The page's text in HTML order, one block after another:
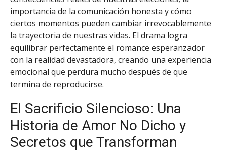
importancia de la comunicación honesta y cómo
ciertos momentos pueden cambiar irrevocablemente
la trayectoria de nuestras vidas. El drama logra
equilibrar perfectamente el romance esperanzador
con la realidad devastadora, creando una experiencia
emocional que perdura mucho después de que
termina de reproducirse.
El Sacrificio Silencioso: Una
Historia de Amor No Dicho y
Secretos que Transforman